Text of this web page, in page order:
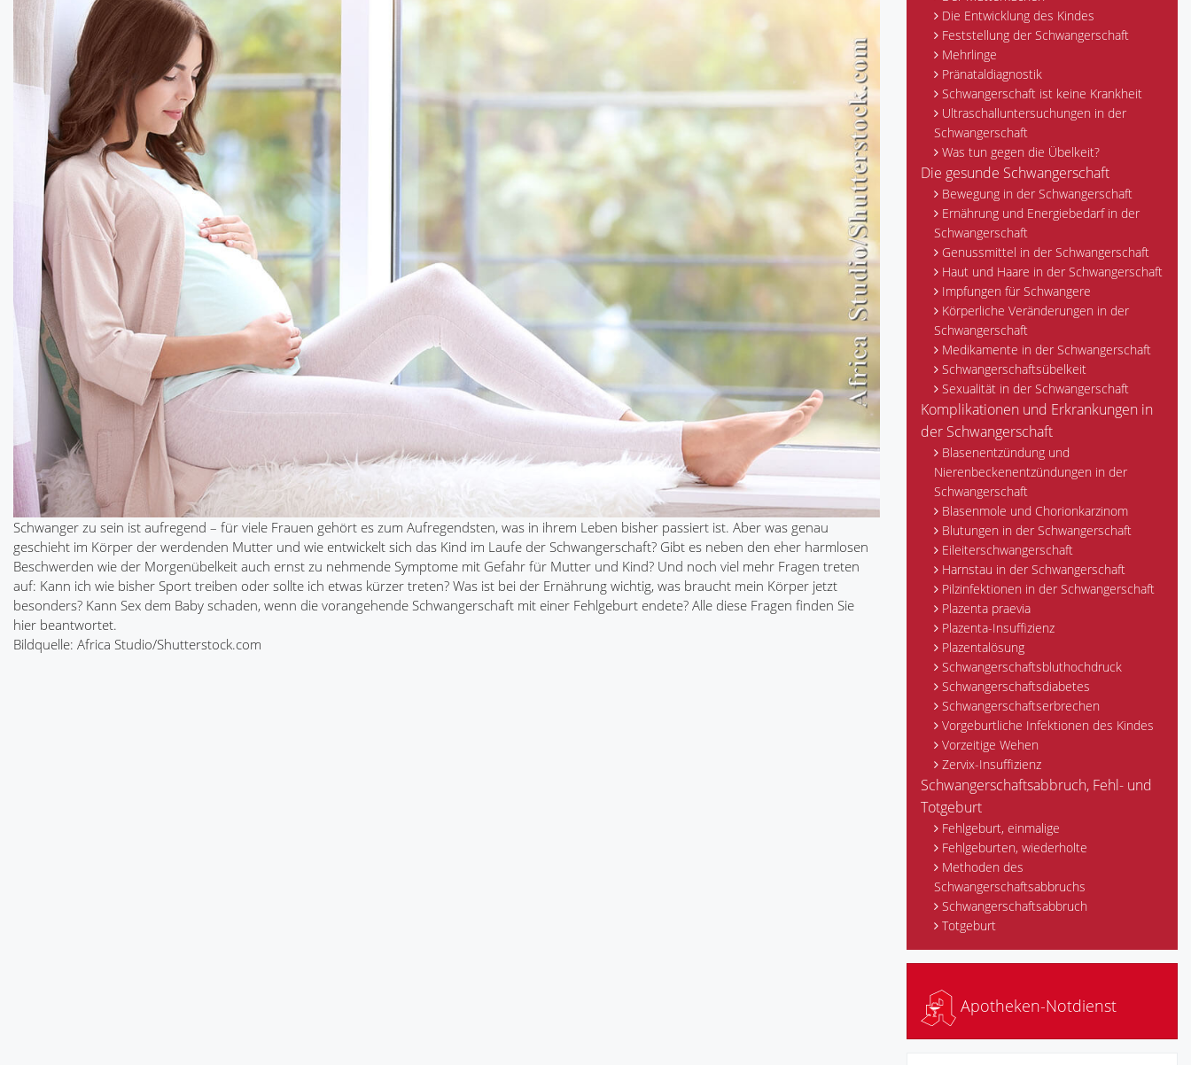
Schwanger zu sein ist aufregend – für viele Frauen gehört es zum Aufregendsten, was in ihrem Leben bisher passiert ist. Aber was genau
geschieht im Körper der werdenden Mutter und wie entwickelt sich das Kind im Laufe der Schwangerschaft? Gibt es neben den eher harmlosen
Beschwerden wie der Morgenübelkeit auch ernst zu nehmende Symptome mit Gefahr für Mutter und Kind? Und noch viel mehr Fragen treten
auf: Kann ich wie bisher Sport treiben oder sollte ich etwas kürzer treten? Was ist bei der Ernährung wichtig, was braucht mein Körper jetzt
besonders? Kann Sex dem Baby schaden, wenn die vorangehende Schwangerschaft mit einer Fehlgeburt endete? Alle diese Fragen finden Sie
hier beantwortet.
Bildquelle: Africa Studio/Shutterstock.com
Die Entwicklung des Kindes
Feststellung der Schwangerschaft
Mehrlinge
Pränataldiagnostik
Schwangerschaft ist keine Krankheit
Ultraschalluntersuchungen in der
Schwangerschaft
Was tun gegen die Übelkeit?
Die gesunde Schwangerschaft
Bewegung in der Schwangerschaft
Ernährung und Energiebedarf in der
Schwangerschaft
Genussmittel in der Schwangerschaft
Haut und Haare in der Schwangerschaft
Impfungen für Schwangere
Körperliche Veränderungen in der
Schwangerschaft
Medikamente in der Schwangerschaft
Schwangerschaftsübelkeit
Sexualität in der Schwangerschaft
Komplikationen und Erkrankungen in
der Schwangerschaft
Blasenentzündung und
Nierenbeckenentzündungen in der
Schwangerschaft
Blasenmole und Chorionkarzinom
Blutungen in der Schwangerschaft
Eileiterschwangerschaft
Harnstau in der Schwangerschaft
Pilzinfektionen in der Schwangerschaft
Plazenta praevia
Plazenta-Insuffizienz
Plazentalösung
Schwangerschaftsbluthochdruck
Schwangerschaftsdiabetes
Schwangerschaftserbrechen
Vorgeburtliche Infektionen des Kindes
Vorzeitige Wehen
Zervix-Insuffizienz
Schwangerschaftsabbruch, Fehl- und
Totgeburt
Fehlgeburt, einmalige
Fehlgeburten, wiederholte
Methoden des
Schwangerschaftsabbruchs
Schwangerschaftsabbruch
Totgeburt
Apotheken-Notdienst